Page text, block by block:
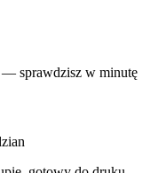
— sprawdzisz w minutę